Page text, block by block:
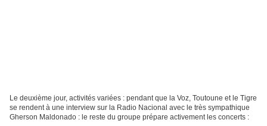
Le deuxième jour, activités variées : pendant que la Voz, Toutoune et le Tigre
se rendent à une interview sur la Radio Nacional avec le très sympathique
Gherson Maldonado : le reste du groupe prépare activement les concerts :